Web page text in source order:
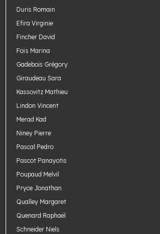
Duris Romain
Efira Virginie
Fincher David
Foïs Marina
Gadebois Grégory
Giraudeau Sara
Kassovitz Mathieu
Lindon Vincent
Merad Kad
Niney Pierre
Pascal Pedro
Pascot Panayotis
Poupaud Melvil
Pryce Jonathan
Qualley Margaret
Quenard Raphaël
Schneider Niels